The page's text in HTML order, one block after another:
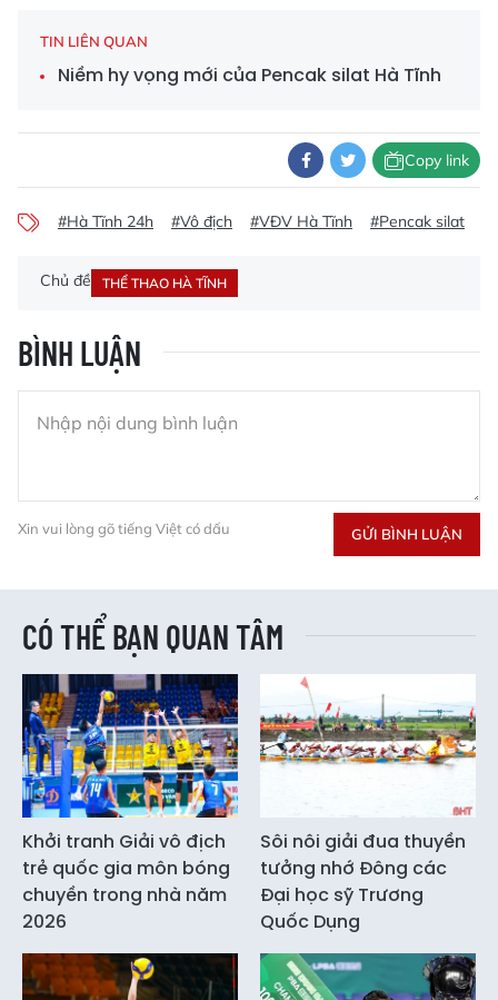
TIN LIÊN QUAN
Niềm hy vọng mới của Pencak silat Hà Tĩnh
Copy link
#Hà Tĩnh 24h #Vô địch #VĐV Hà Tĩnh #Pencak silat
Chủ đề THỂ THAO HÀ TĨNH
BÌNH LUẬN
Xin vui lòng gõ tiếng Việt có dấu GỬI BÌNH LUẬN
CÓ THỂ BẠN QUAN TÂM
Khởi tranh Giải vô địch
trẻ quốc gia môn bóng
chuyền trong nhà năm
2026
Sôi nôi giải đua thuyền
tưởng nhớ Đông các
Đại học sỹ Trương
Quốc Dụng